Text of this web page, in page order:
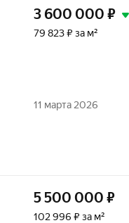
3 600 000 ₽
79 823 ₽ за м²
11 марта 2026
5 500 000 ₽
102 996 ₽ за м²